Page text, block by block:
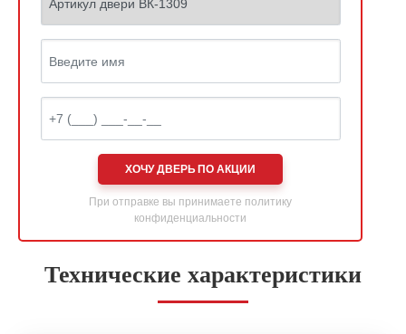
ХОЧУ ДВЕРЬ ПО АКЦИИ
При отправке вы принимаете политику
конфиденциальности
Технические характеристики